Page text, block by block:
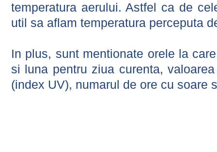
temperatura aerului. Astfel ca de
util sa aflam temperatura perceputa
In plus, sunt mentionate orele la
si luna pentru ziua curenta,
(index UV), numarul de ore cu soare